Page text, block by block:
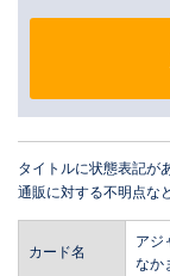
タイトルに状態表記が
通販に対する不明点な
カード名
アジ
なか